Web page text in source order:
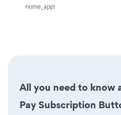
nome_app!
All you need to know
Pay Subscription